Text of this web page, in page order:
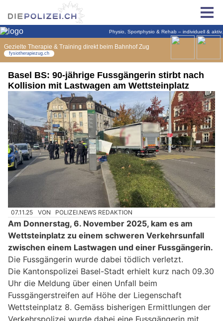
Basel BS: 90-jährige Fussgängerin stirbt nach
Kollision mit Lastwagen am Wettsteinplatz
07.11.25 VON POLIZEI.NEWS REDAKTION
Am Donnerstag, 6. November 2025, kam es am
Wettsteinplatz zu einem schweren Verkehrsunfall
zwischen einem Lastwagen und einer Fussgängerin.
Die Fussgängerin wurde dabei tödlich verletzt.
Die Kantonspolizei Basel-Stadt erhielt kurz nach 09.30
Uhr die Meldung über einen Unfall beim
Fussgängerstreifen auf Höhe der Liegenschaft
Wettsteinplatz 8. Gemäss bisherigen Ermittlungen der